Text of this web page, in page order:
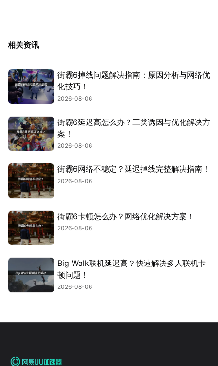
相关资讯
街霸6掉线问题解决指南：原因分析与网络优
化技巧！
2026-08-06
街霸6延迟高怎么办？三类诱因与优化解决方
案！
2026-08-06
街霸6网络不稳定？延迟掉线完整解决指南！
2026-08-06
街霸6卡顿怎么办？网络优化解决方案！
2026-08-06
Big Walk联机延迟高？快速解决多人联机卡
顿问题！
2026-08-06